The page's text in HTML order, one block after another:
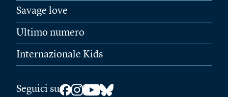
Savage love
Ultimo numero
Internazionale Kids
Seguici su